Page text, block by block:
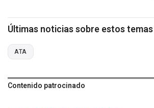
Últimas noticias sobre estos temas
ATA
Contenido patrocinado